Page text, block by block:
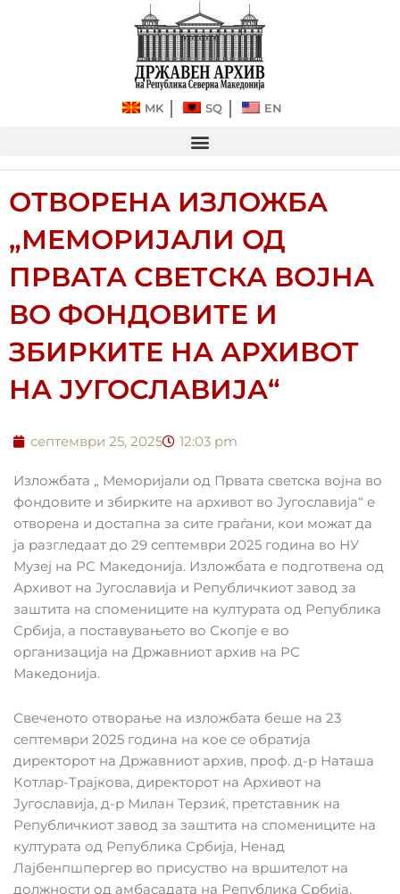
MK SQ EN
ОТВОРЕНА ИЗЛОЖБА
„МЕМОРИЈАЛИ ОД
ПРВАТА СВЕТСКА ВОЈНА
ВО ФОНДОВИТЕ И
ЗБИРКИТЕ НА АРХИВОТ
НА ЈУГОСЛАВИЈА“
септември 25, 2025 12:03 pm
Изложбата „ Меморијали од Првата светска војна во
фондовите и збирките на архивот во Југославија“ е
отворена и достапна за сите граѓани, кои можат да
ја разгледаат до 29 септември 2025 година во НУ
Музеј на РС Македонија. Изложбата е подготвена од
Архивот на Југославија и Републичкиот завод за
заштита на спомениците на културата од Република
Србија, а поставувањето во Скопје е во
организација на Државниот архив на РС
Македонија.
Свеченото отворање на изложбата беше на 23
септември 2025 година на кое се обратија
директорот на Државниот архив, проф. д-р Наташа
Котлар-Трајкова, директорот на Архивот на
Југославија, д-р Милан Терзиќ, претставник на
Републичкиот завод за заштита на спомениците на
културата од Република Србија, Ненад
Лајбенпшпергер во присуство на вршителот на
должности од амбасадата на Република Србија,